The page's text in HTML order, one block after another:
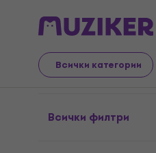
Всички категории
Музикални инструменти
Всички филтри